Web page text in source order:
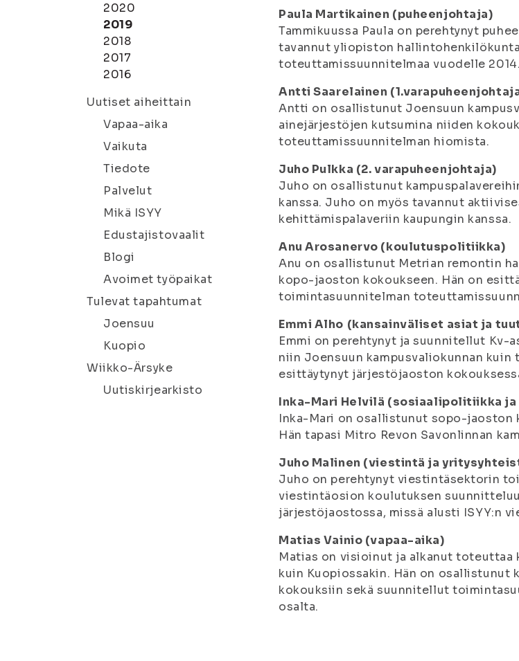
2020
2019
2018
2017
2016
Uutiset aiheittain
Vapaa-aika
Vaikuta
Tiedote
Palvelut
Mikä ISYY
Edustajistovaalit
Blogi
Avoimet työpaikat
Tulevat tapahtumat
Joensuu
Kuopio
Wiikko-Ärsyke
Uutiskirjearkisto
Paula Martikainen (puheenjohtaja)
Tammikuussa Paula on perehtynyt
tavannut yliopiston
toteuttamissuunnitelmaa vuodelle 2014.
Antti Saarelainen
Antti on osallistunut Joensuun
ainejärjestöjen kutsumina niiden
toteuttamissuunnitelman hiomista.
Juho Pulkka (2. varapuheenjohtaja)
Juho on osallistunut
kanssa. Juho on myös tavannut
kehittämispalaveriin kaupungin kanssa.
Anu Arosanervo (koulutuspolitiikka)
Anu on osallistunut Metrian remontin
kopo-jaoston kokoukseen. Hän on
toimintasuunnitelman
Emmi Alho (kansainväliset asiat ja
Emmi on perehtynyt ja suunnitellut Kv-
niin Joensuun kampusvaliokunnan
esittäytynyt järjestöjaoston
Inka-Mari Helvilä (sosiaalipolitiikka
Inka-Mari on osallistunut sopo-jaoston
Hän tapasi Mitro Revon Savonlinnan
Juho Malinen (viestintä ja
Juho on perehtynyt viestintäsektorin
viestintäosion koulutuksen
järjestöjaostossa, missä alusti ISYY:n
Matias Vainio (vapaa-aika)
Matias on visioinut ja alkanut
kuin Kuopiossakin. Hän on osallistunut
kokouksiin sekä suunnitellut
osalta.